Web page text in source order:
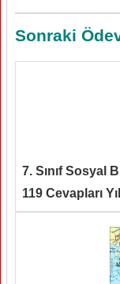
Sonraki
7. Sınıf Sosyal
119 Cevapları